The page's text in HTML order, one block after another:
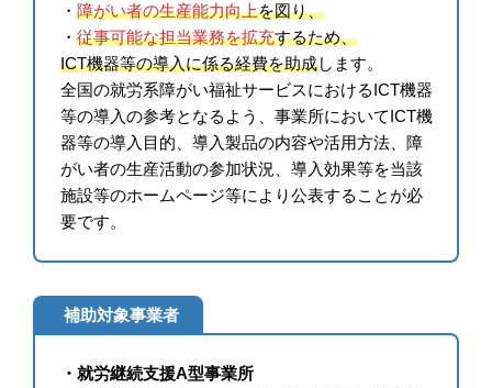
・ 障がい者の生産能力向上を図り、
・ 従事可能な担当業務を拡充するため、
ICT機器等の導入に係る経費を助成します。
全国の就労系障がい福祉サービスにおけるICT機器
等の導入の参考となるよう、事業所においてICT機
器等の導入目的、導入製品の内容や活用方法、障
がい者の生産活動の参加状況、導入効果等を当該
施設等のホームページ等により公表することが必
要です。
補助対象事業者
・就労継続支援A型事業所